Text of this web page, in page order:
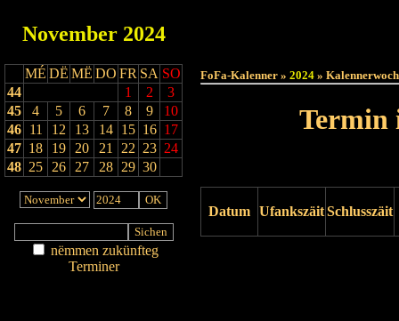
November 2024
MÉ DË MË DO FR SA SO
44
1 2
3
45
4 5 6 7 8 9
10
46 11 12 13 14 15 16 17
47 18 19 20 21 22 23 24
48 25 26 27 28 29 30
nëmmen zukünfteg
Terminer
FoFa-Kalenner » 2024 »
Termin
Datum UfankszäitSchlusszäit